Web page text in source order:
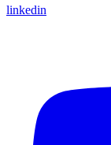
linkedin